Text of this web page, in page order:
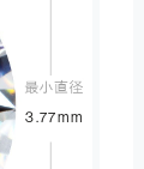
3.77mm